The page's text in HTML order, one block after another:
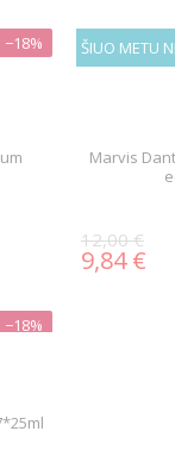
−18% ŠIUO METU
Marvis
12,00 €
9,84 €
−18%